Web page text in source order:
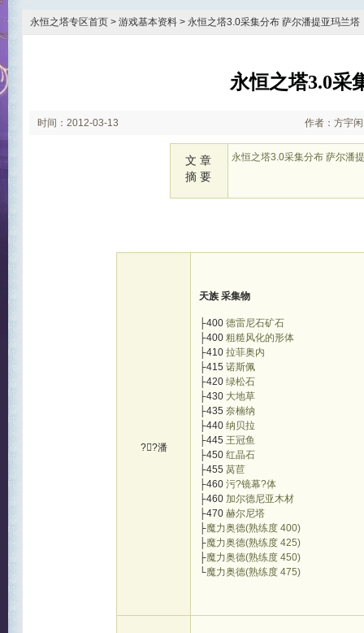
永恒之塔专区首页 > 游戏基本资料 > 永恒之塔3.0采集分布 萨尔潘提亚玛兰塔
永恒之塔3.0采
时间：2012-03-13 作者：方宇闲
文 章
摘 要
永恒之塔3.0采集分布 萨尔潘
??潘
天族 采集物
├400德雷尼石矿石
├400粗糙风化的形体
├410拉菲奥内
├415诺斯佩
├420绿松石
├430 大地草
├435奈楠纳
├440纳贝拉
├445 王冠鱼
├450红晶石
├455莴苣
├460污?镜幕?体
├460加尔德尼亚木材
├470赫尔尼塔
├魔力奥德(熟练度 400)
├魔力奥德(熟练度 425)
├魔力奥德(熟练度 450)
└魔力奥德(熟练度 475)